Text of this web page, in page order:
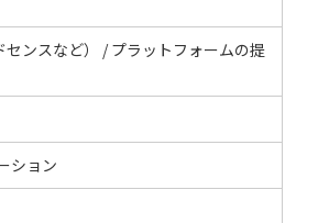
ンスなど） / プラットフォームの提
ション